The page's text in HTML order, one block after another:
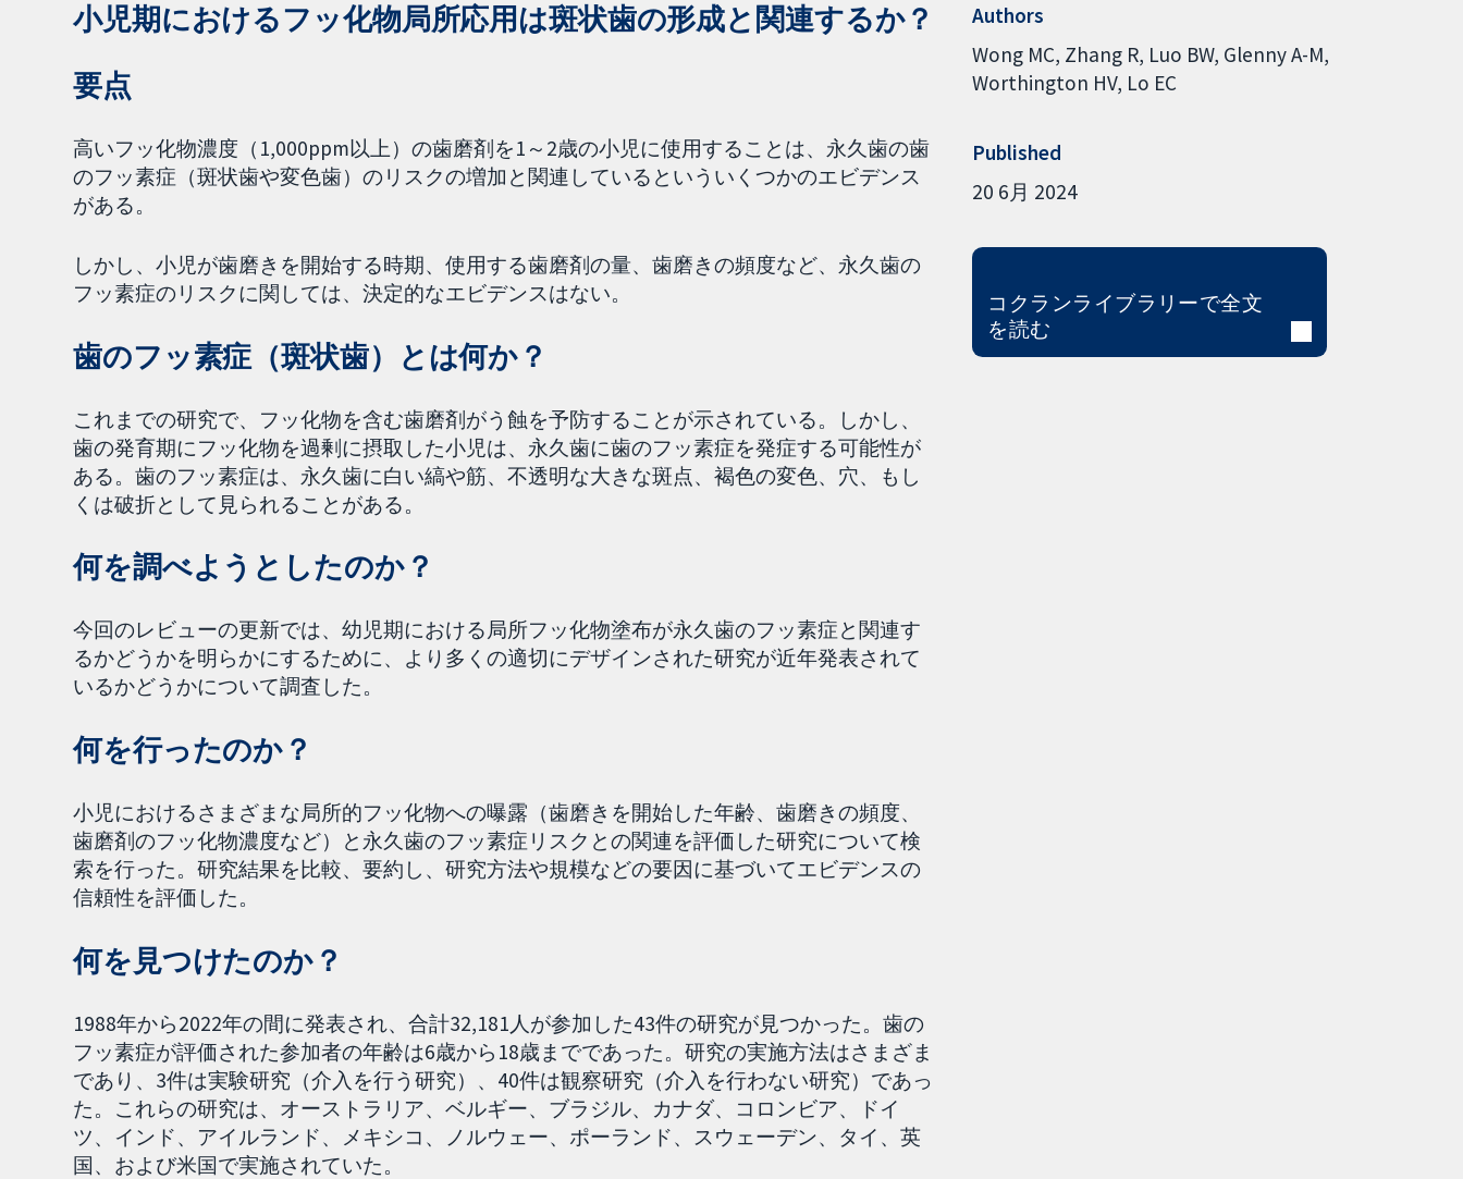
小児期におけるフッ化物局所応用は斑状歯の形成と関連するか？
要点
高いフッ化物濃度（1,000ppm以上）の歯磨剤を1～2歳の小児に使用することは、永久歯の歯
のフッ素症（斑状歯や変色歯）のリスクの増加と関連しているといういくつかのエビデンス
がある。
しかし、小児が歯磨きを開始する時期、使用する歯磨剤の量、歯磨きの頻度など、永久歯の
フッ素症のリスクに関しては、決定的なエビデンスはない。
歯のフッ素症（斑状歯）とは何か？
これまでの研究で、フッ化物を含む歯磨剤がう蝕を予防することが示されている。しかし、
歯の発育期にフッ化物を過剰に摂取した小児は、永久歯に歯のフッ素症を発症する可能性が
ある。歯のフッ素症は、永久歯に白い縞や筋、不透明な大きな斑点、褐色の変色、穴、もし
くは破折として見られることがある。
何を調べようとしたのか？
今回のレビューの更新では、幼児期における局所フッ化物塗布が永久歯のフッ素症と関連す
るかどうかを明らかにするために、より多くの適切にデザインされた研究が近年発表されて
いるかどうかについて調査した。
何を行ったのか？
小児におけるさまざまな局所的フッ化物への曝露（歯磨きを開始した年齢、歯磨きの頻度、
歯磨剤のフッ化物濃度など）と永久歯のフッ素症リスクとの関連を評価した研究について検
索を行った。研究結果を比較、要約し、研究方法や規模などの要因に基づいてエビデンスの
信頼性を評価した。
何を見つけたのか？
1988年から2022年の間に発表され、合計32,181人が参加した43件の研究が見つかった。歯の
フッ素症が評価された参加者の年齢は6歳から18歳までであった。研究の実施方法はさまざま
であり、3件は実験研究（介入を行う研究）、40件は観察研究（介入を行わない研究）であっ
た。これらの研究は、オーストラリア、ベルギー、ブラジル、カナダ、コロンビア、ドイ
ツ、インド、アイルランド、メキシコ、ノルウェー、ポーランド、スウェーデン、タイ、英
国、および米国で実施されていた。
Authors
Wong MC Zhang R Luo BW Glenny A-M
Worthington HV Lo EC
Published
20 6月 2024
コクランライブラリーで全文
を読む